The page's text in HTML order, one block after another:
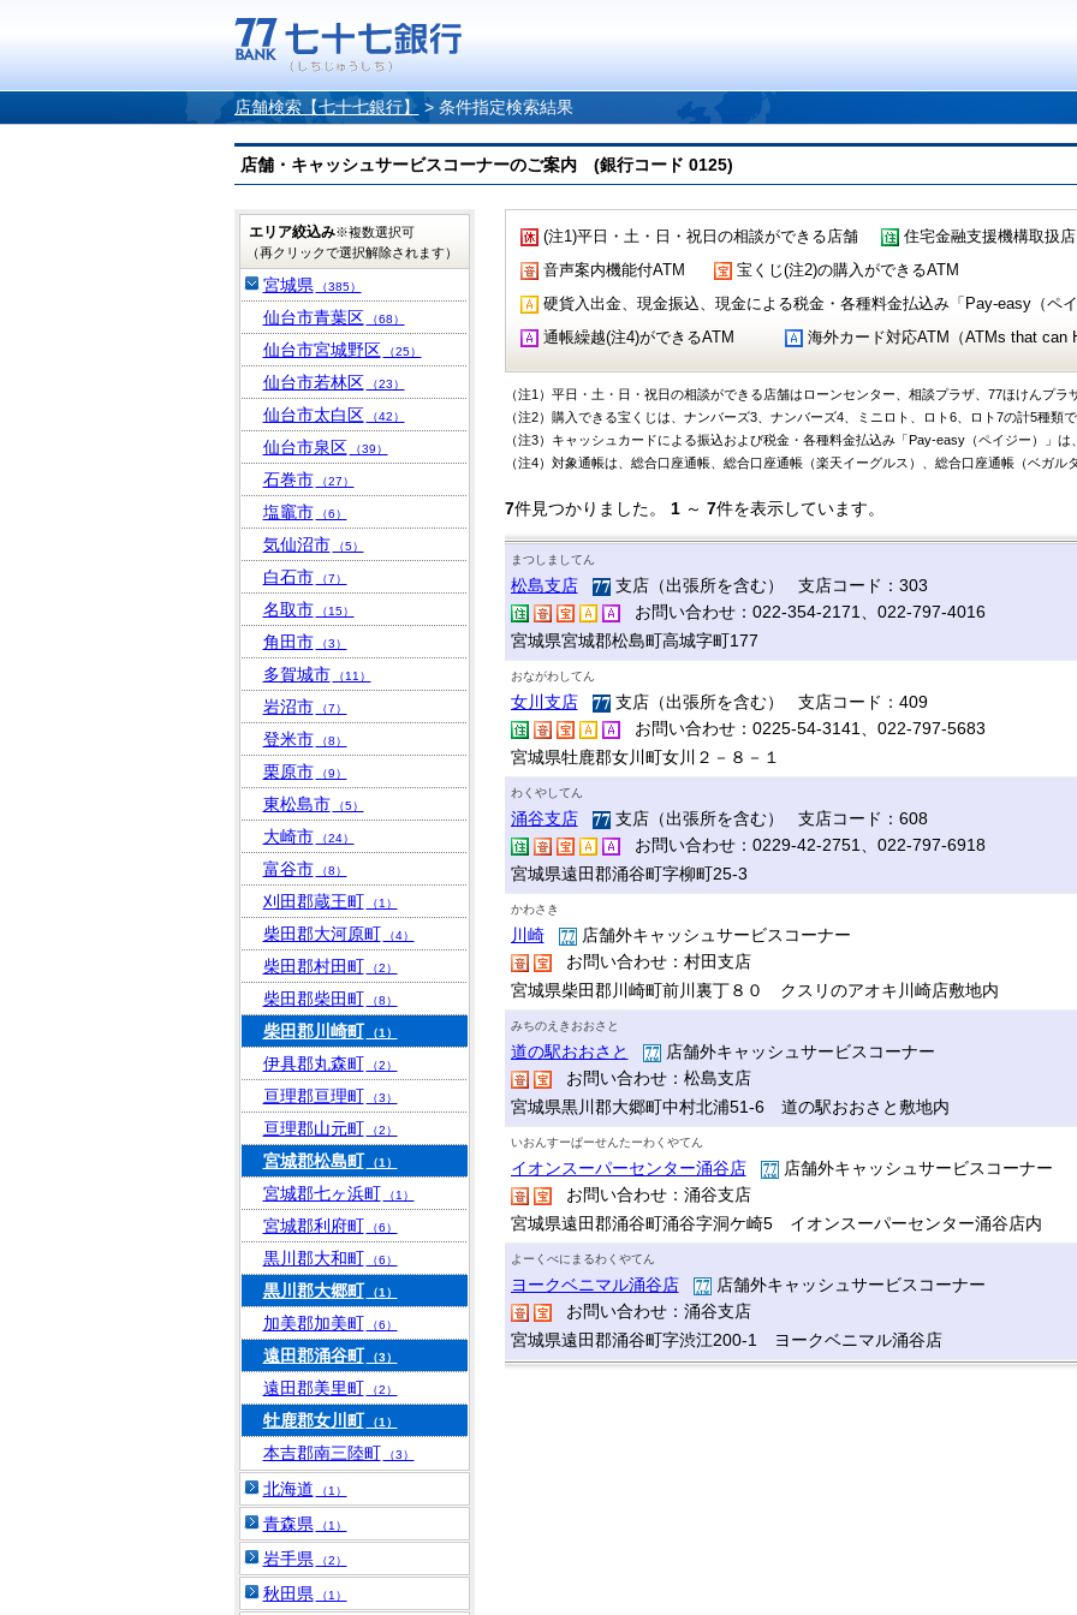
店舗検索【七十七銀行】 > 条件指定検索結果
店舗・キャッシュサービスコーナーのご案内 (銀行コード 0125)
(注1)平日・土・日・祝日の相談ができる店舗 住宅金融支援機構取扱店
音声案内機能付ATM
宝くじ(注2)の購入ができるATM
硬貨入出金、現金振込、現金による税金・各種料金払込み「Pay-easy（ペ
通帳繰越(注4)ができるATM
海外カード対応ATM（ATMs that can
（注1）平日・土・日・祝日の相談ができる店舗はローンセンター、相談プラザ、77ほけんプラ
（注2）購入できる宝くじは、ナンバーズ3、ナンバーズ4、ミニロト、ロト6、ロト7の計5種類で
（注3）キャッシュカードによる振込および税金・各種料金払込み「Pay-easy（ペイジー）」は
（注4）対象通帳は、総合口座通帳、総合口座通帳（楽天イーグルス）、総合口座通帳（ベガル
7件見つかりました。 1～ 7件を表示しています。
まつしましてん
松島支店
支店（出張所を含む） 支店コード：303
お問い合わせ：022-354-2171、022-797-4016
宮城県宮城郡松島町高城字町177
おながわしてん
女川支店
支店（出張所を含む） 支店コード：409
お問い合わせ：0225-54-3141、022-797-5683
宮城県牡鹿郡女川町女川２－８－１
わくやしてん
涌谷支店
支店（出張所を含む） 支店コード：608
お問い合わせ：0229-42-2751、022-797-6918
宮城県遠田郡涌谷町字柳町25-3
かわさき
川崎
店舗外キャッシュサービスコーナー
お問い合わせ：村田支店
宮城県柴田郡川崎町前川裏丁８０ クスリのアオキ川崎店敷地内
みちのえきおおさと
道の駅おおさと
店舗外キャッシュサービスコーナー
お問い合わせ：松島支店
宮城県黒川郡大郷町中村北浦51-6 道の駅おおさと敷地内
いおんすーぱーせんたーわくやてん
イオンスーパーセンター涌谷店
店舗外キャッシュサービスコーナー
お問い合わせ：涌谷支店
宮城県遠田郡涌谷町涌谷字洞ケ崎5 イオンスーパーセンター涌谷店内
よーくべにまるわくやてん
ヨークベニマル涌谷店
店舗外キャッシュサービスコーナー
お問い合わせ：涌谷支店
宮城県遠田郡涌谷町字渋江200-1 ヨークベニマル涌谷店
エリア絞込み※複数選択可
（再クリックで選択解除されます）
宮城県 （385）
仙台市青葉区 （68）
仙台市宮城野区 （25）
仙台市若林区 （23）
仙台市太白区 （42）
仙台市泉区 （39）
石巻市 （27）
塩竈市 （6）
気仙沼市 （5）
白石市 （7）
名取市 （15）
角田市 （3）
多賀城市 （11）
岩沼市 （7）
登米市 （8）
栗原市 （9）
東松島市 （5）
大崎市 （24）
富谷市 （8）
刈田郡蔵王町 （1）
柴田郡大河原町 （4）
柴田郡村田町 （2）
柴田郡柴田町 （8）
柴田郡川崎町 （1）
伊具郡丸森町 （2）
亘理郡亘理町 （3）
亘理郡山元町 （2）
宮城郡松島町 （1）
宮城郡七ヶ浜町 （1）
宮城郡利府町 （6）
黒川郡大和町 （6）
黒川郡大郷町 （1）
加美郡加美町 （6）
遠田郡涌谷町 （3）
遠田郡美里町 （2）
牡鹿郡女川町 （1）
本吉郡南三陸町 （3）
北海道 （1）
青森県 （1）
岩手県 （2）
秋田県 （1）